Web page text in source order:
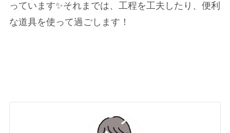
っています✨それまでは、工程を工夫したり、便利
な道具を使って過ごします！